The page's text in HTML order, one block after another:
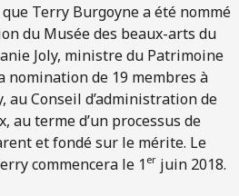
Terry Burgoyne a été nommé
du Musée des beaux-arts du
Joly, ministre du Patrimoine
nomination de 19 membres à
Conseil d’administration de
au terme d’un processus de
et fondé sur le mérite. Le
commencera le 1 er juin 2018.